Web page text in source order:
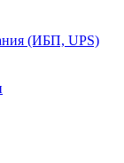
(ИБП, UPS)